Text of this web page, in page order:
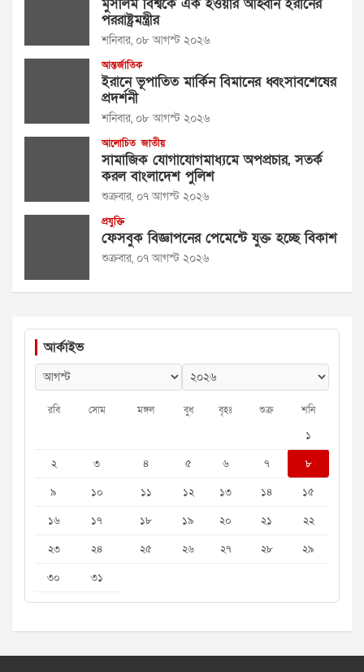
পররাষ্ট্রমন্ত্রীর
শনিবার, ০৮ আগস্ট ২০২৬
আন্তর্জাতিক
ইরানে ভূপাতিত মার্কিন বিমানের ধ্বংসাবশেষের
প্রদর্শনী
শনিবার, ০৮ আগস্ট ২০২৬
আলোচিত জাতীয়
সামাজিক যোগাযোগমাধ্যমে অপপ্রচার, সতর্ক
করল বাংলাদেশ পুলিশ
শুক্রবার, ০৭ আগস্ট ২০২৬
প্রযুক্তি
ফেসবুক বিজ্ঞাপনের পেমেন্টে যুক্ত হচ্ছে বিকাশ
শুক্রবার, ০৭ আগস্ট ২০২৬
আর্কাইভ
রবি সোম মঙ্গল বুধ বৃহঃ শুক্র শনি
১
২
৩ ৪ ৫ ৬ ৭
৮
৯
১০ ১১ ১২ ১৩ ১৪
১৫
১৬
১৭ ১৮ ১৯ ২০ ২১
২২
২৩
২৪ ২৫ ২৬ ২৭ ২৮
২৯
৩০
৩১